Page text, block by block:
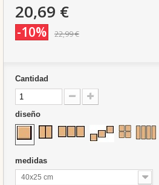
20,69 €
-10% 22,99 €
Cantidad
diseño
medidas
40x25 cm